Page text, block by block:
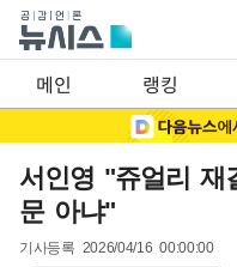
메인 랭킹
서인영 "쥬얼리
문 아냐"
기사등록 2026/04/16 00:00:00